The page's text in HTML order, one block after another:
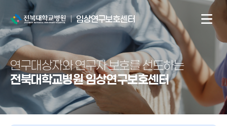
전북대학교병원
임상연구보호센터
연구대상자와연구자 보호를 선도하는
전북대학교병원 임상연구보호센터